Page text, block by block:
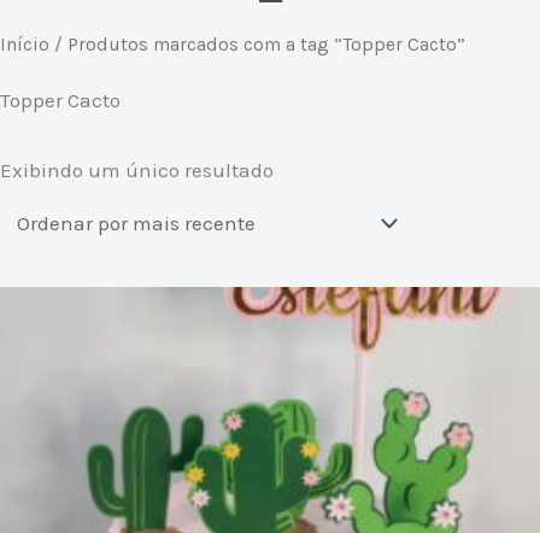
Início / Produtos marcados com a tag “Topper Cacto”
Topper Cacto
Exibindo um único resultado